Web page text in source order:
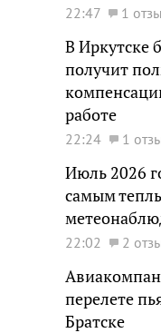
22:47 1
В Иркутске
получит
работе
22:24 1
Июль 2026
самым
22:02 2
перелете
Братске